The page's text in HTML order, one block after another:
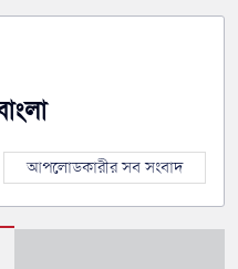
আপলোডকারীর সব সংবাদ